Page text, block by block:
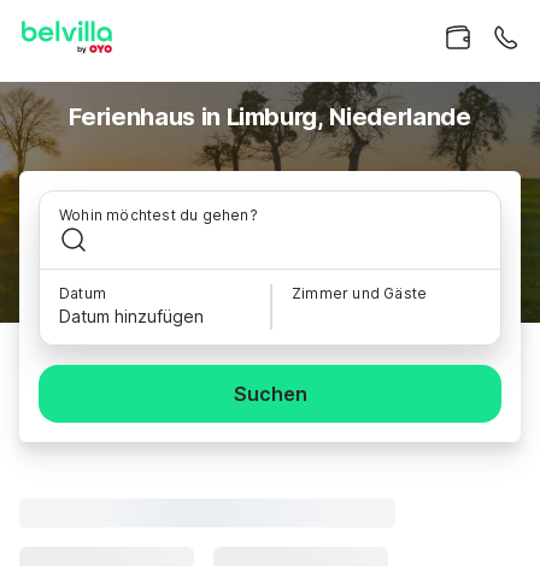
Ferienhaus in Limburg, Niederlande
Wohin möchtest du gehen?
Datum
Datum hinzufügen
Zimmer und Gäste
Suchen